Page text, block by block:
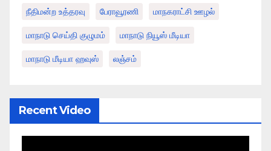
நீதிமன்ற உத்தரவு பேராவூரணி மாநகராட்சி ஊழல்
மாநாடு செய்தி குழுமம் மாநாடு நியூஸ் மீடியா
மாநாடு மீடியா ஹவுஸ் லஞ்சம்
Recent Video